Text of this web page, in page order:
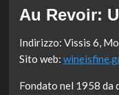
Au Revoir:
Indirizzo: Vissis 6,
Sito web:
Fondato nel 1958 da